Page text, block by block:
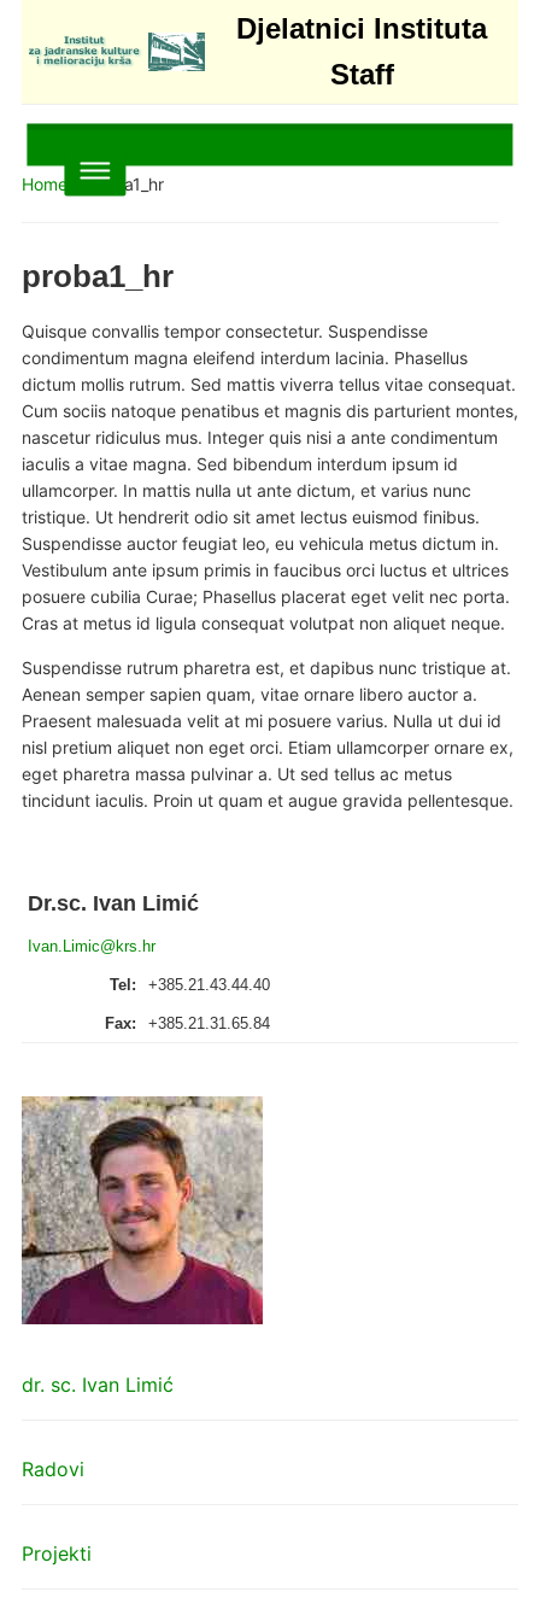
Djelatnici Instituta
Staff
Home »proba1_hr
Dr.sc. Ivan Limić
Ivan.Limic@krs.hr
Tel: +385.21.43.44.40
Fax: +385.21.31.65.84
dr. sc. Ivan Limić
Radovi
Projekti
proba1_hr
Quisque convallis tempor consectetur. Suspendisse
condimentum magna eleifend interdum lacinia. Phasellus
dictum mollis rutrum. Sed mattis viverra tellus vitae consequat.
Cum sociis natoque penatibus et magnis dis parturient montes,
nascetur ridiculus mus. Integer quis nisi a ante condimentum
iaculis a vitae magna. Sed bibendum interdum ipsum id
ullamcorper. In mattis nulla ut ante dictum, et varius nunc
tristique. Ut hendrerit odio sit amet lectus euismod finibus.
Suspendisse auctor feugiat leo, eu vehicula metus dictum in.
Vestibulum ante ipsum primis in faucibus orci luctus et ultrices
posuere cubilia Curae; Phasellus placerat eget velit nec porta.
Cras at metus id ligula consequat volutpat non aliquet neque.
Suspendisse rutrum pharetra est, et dapibus nunc tristique at.
Aenean semper sapien quam, vitae ornare libero auctor a.
Praesent malesuada velit at mi posuere varius. Nulla ut dui id
nisl pretium aliquet non eget orci. Etiam ullamcorper ornare ex,
eget pharetra massa pulvinar a. Ut sed tellus ac metus
tincidunt iaculis. Proin ut quam et augue gravida pellentesque.